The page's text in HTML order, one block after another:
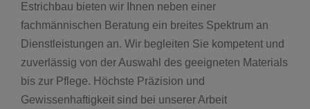
Estrichbau bieten wir Ihnen neben einer
fachmännischen Beratung ein breites Spektrum an
Dienstleistungen an. Wir begleiten Sie kompetent und
zuverlässig von der Auswahl des geeigneten Materials
bis zur Pflege. Höchste Präzision und
Gewissenhaftigkeit sind bei unserer Arbeit